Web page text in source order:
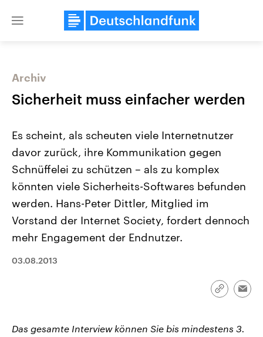
Close
Landtagswahl Sachsen-Anhalt
Alle Informationen
Sachsen-Anhalt wählt am 6.
September 2026 einen neuen
Bundesland von einer Koalition aus
USA
Aktuelle Beiträge,
Hintergründe
Wirtschaftlich und
gehören die Vereinigten
Audio-Archiv
Archiv
Sicherheit muss einfacher werden
Es scheint, als scheuten viele Internetnutzer
davor zurück, ihre Kommunikation gegen
Schnüffelei zu schützen – als zu komplex
könnten viele Sicherheits-Softwares befunden
werden. Hans-Peter Dittler, Mitglied im
Vorstand der Internet Society, fordert dennoch
mehr Engagement der Endnutzer.
03.08.2013
Link
Das gesamte Interview können Sie bis mindestens 3.